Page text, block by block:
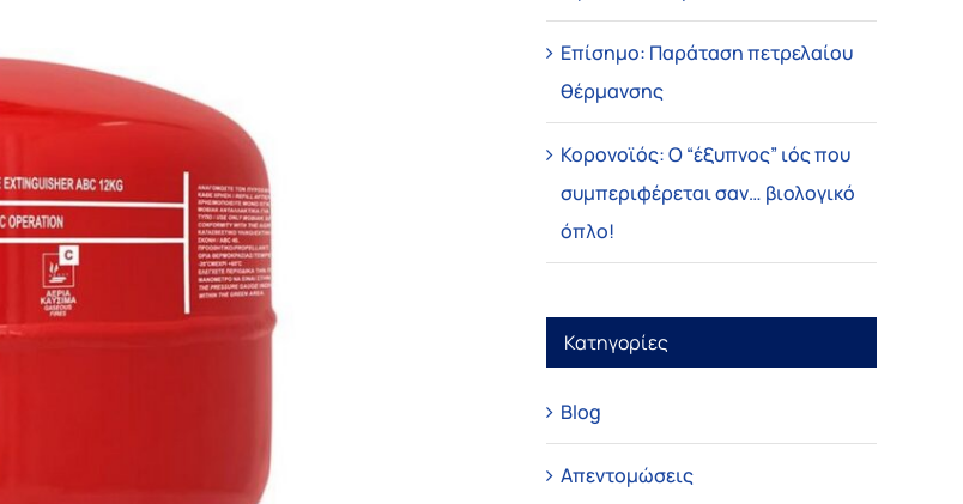
Επίσημο: Παράταση πετρελαίου
θέρμανσης
Κορονοϊός: Ο “έξυπνος” ιός που
συμπεριφέρεται σαν… βιολογικό
όπλο!
Κατηγορίες
Blog
Απεντομώσεις